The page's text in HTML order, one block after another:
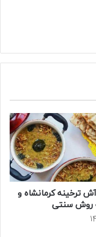
ترخینه کرمانشاه و
روش سنتی